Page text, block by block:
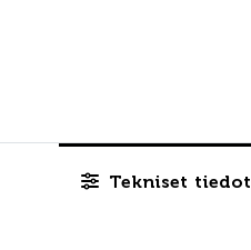
Tekniset tiedot